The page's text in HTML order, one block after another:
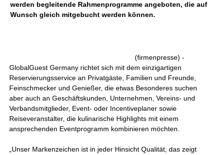
werden begleitende Rahmenprogramme angeboten, die auf
Wunsch gleich mitgebucht werden können.
(firmenpresse) -
GlobalGuest Germany richtet sich mit dem einzigartigen
Reservierungsservice an Privatgäste, Familien und Freunde,
Feinschmecker und Genießer, die etwas Besonderes suchen
aber auch an Geschäftskunden, Unternehmen, Vereins- und
Verbandsmitglieder, Event- oder Incentiveplaner sowie
Reiseveranstalter, die kulinarische Highlights mit einem
ansprechenden Eventprogramm kombinieren möchten.
„Unser Markenzeichen ist in jeder Hinsicht Qualität, das zeigt